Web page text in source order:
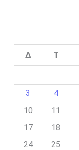
Δ Τ
3
4
10
11
17
18
24
25